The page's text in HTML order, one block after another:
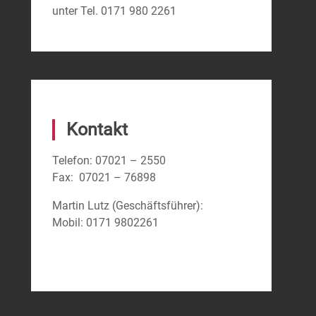
unter Tel. 0171 980 2261
Kontakt
Telefon: 07021 – 2550
Fax: 07021 – 76898
Martin Lutz (Geschäftsführer):
Mobil: 0171 9802261